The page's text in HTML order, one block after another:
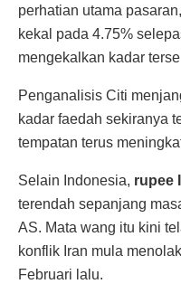
perhatian utama
kekal pada 4.75%
mengekalkan kadar
Penganalisis Citi
kadar faedah sekiranya
tempatan terus
Selain Indonesia, rupee
terendah sepanjang
AS. Mata wang itu kini
konflik Iran mula
Februari lalu.